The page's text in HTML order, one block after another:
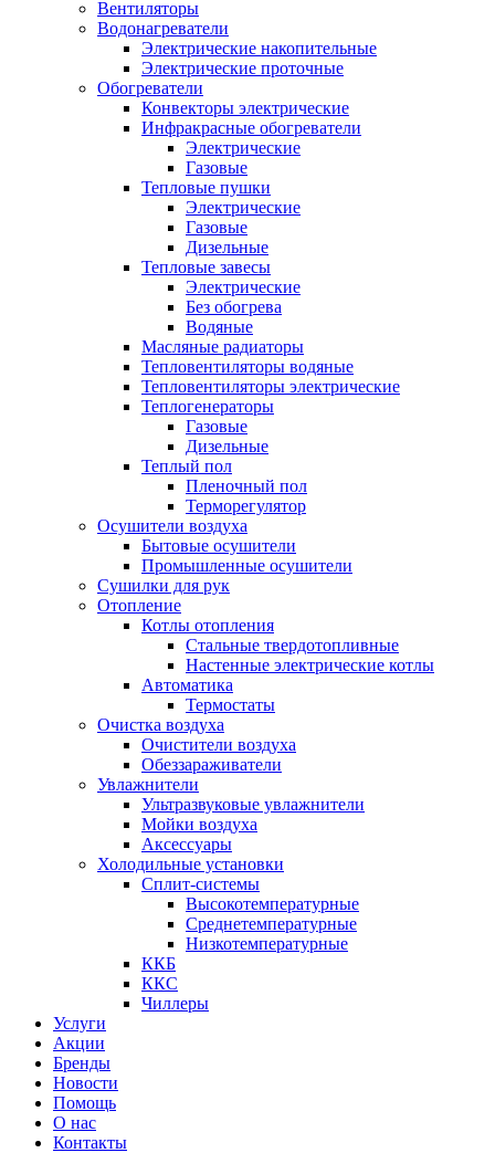
Вентиляторы
Водонагреватели
Электрические накопительные
Электрические проточные
Обогреватели
Конвекторы электрические
Инфракрасные обогреватели
Электрические
Газовые
Тепловые пушки
Электрические
Газовые
Дизельные
Тепловые завесы
Электрические
Без обогрева
Водяные
Масляные радиаторы
Тепловентиляторы водяные
Тепловентиляторы электрические
Теплогенераторы
Газовые
Дизельные
Теплый пол
Пленочный пол
Терморегулятор
Осушители воздуха
Бытовые осушители
Промышленные осушители
Сушилки для рук
Отопление
Котлы отопления
Стальные твердотопливные
Настенные электрические котлы
Автоматика
Термостаты
Очистка воздуха
Очистители воздуха
Обеззараживатели
Увлажнители
Ультразвуковые увлажнители
Мойки воздуха
Аксессуары
Холодильные установки
Сплит-системы
Высокотемпературные
Среднетемпературные
Низкотемпературные
ККБ
ККС
Чиллеры
Услуги
Акции
Бренды
Новости
Помощь
О нас
Контакты